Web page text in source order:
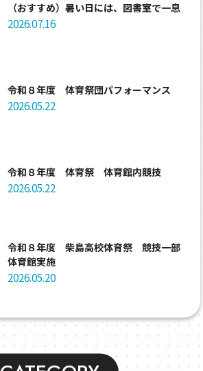
（おすすめ）暑い日には、図書室で一息
2026.07.16
令和８年度 体育祭団パフォーマンス
2026.05.22
令和８年度 体育祭 体育館内競技
2026.05.22
令和８年度 柴島高校体育祭 競技一部
体育館実施
2026.05.20